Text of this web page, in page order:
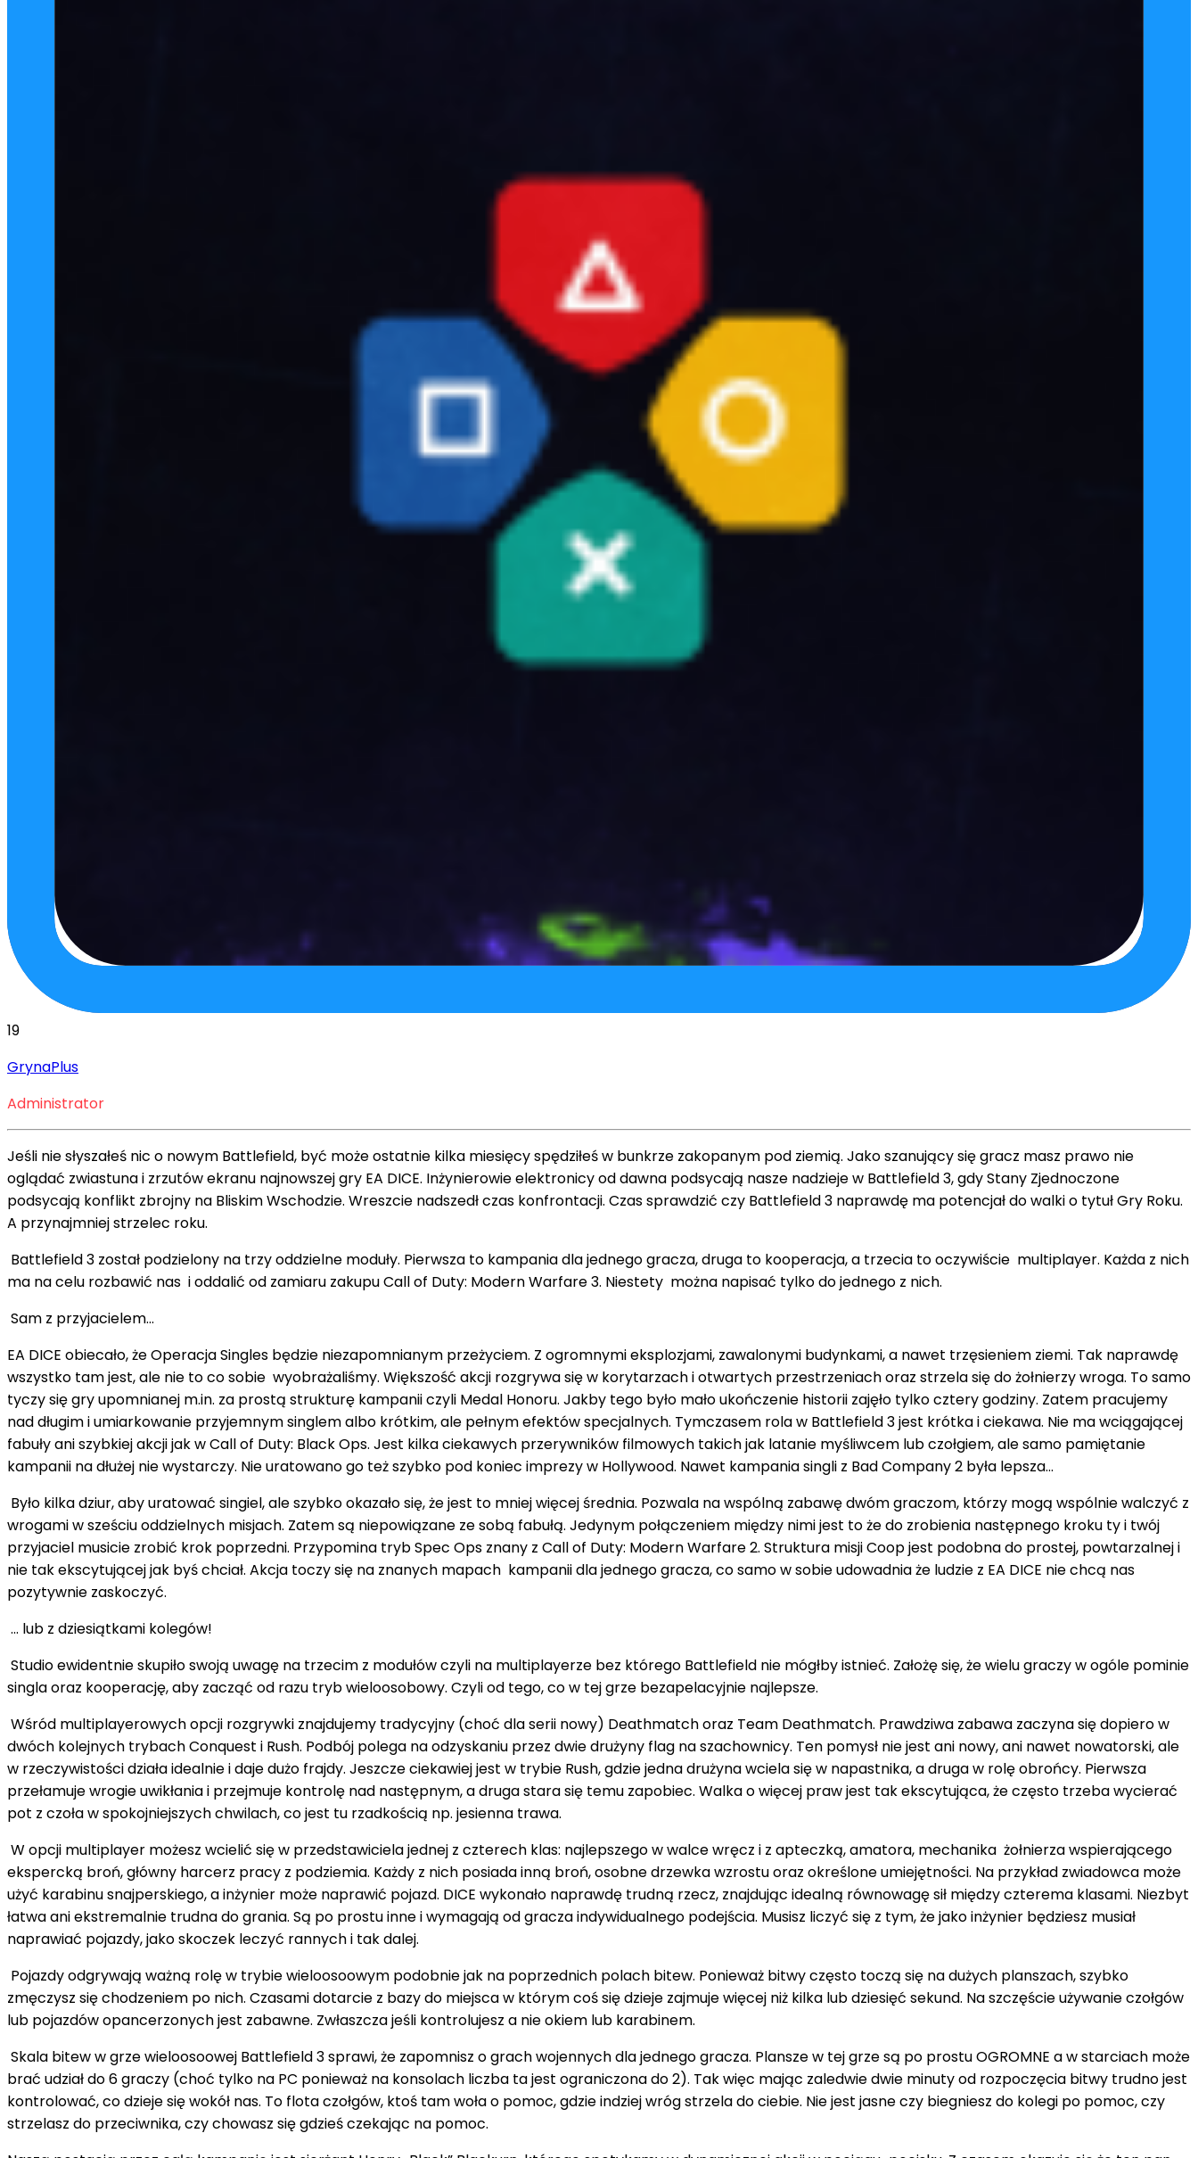
19
GrynaPlus
Administrator
Jeśli nie słyszałeś nic o nowym Battlefield, być może ostatnie kilka miesięcy spędziłeś w bunkrze zakopanym pod ziemią. Jako szanujący się gracz masz prawo nie
oglądać zwiastuna i zrzutów ekranu najnowszej gry EA DICE. Inżynierowie elektronicy od dawna podsycają nasze nadzieje w Battlefield 3, gdy Stany Zjednoczone
podsycają konflikt zbrojny na Bliskim Wschodzie. Wreszcie nadszedł czas konfrontacji. Czas sprawdzić czy Battlefield 3 naprawdę ma potencjał do walki o tytuł Gry Roku.
A przynajmniej strzelec roku.
Battlefield 3 został podzielony na trzy oddzielne moduły. Pierwsza to kampania dla jednego gracza, druga to kooperacja, a trzecia to oczywiście multiplayer. Każda z nich
ma na celu rozbawić nas i oddalić od zamiaru zakupu Call of Duty: Modern Warfare 3. Niestety można napisać tylko do jednego z nich.
Sam z przyjacielem...
EA DICE obiecało, że Operacja Singles będzie niezapomnianym przeżyciem. Z ogromnymi eksplozjami, zawalonymi budynkami, a nawet trzęsieniem ziemi. Tak naprawdę
wszystko tam jest, ale nie to co sobie wyobrażaliśmy. Większość akcji rozgrywa się w korytarzach i otwartych przestrzeniach oraz strzela się do żołnierzy wroga. To samo
tyczy się gry upomnianej m.in. za prostą strukturę kampanii czyli Medal Honoru. Jakby tego było mało ukończenie historii zajęło tylko cztery godziny. Zatem pracujemy
nad długim i umiarkowanie przyjemnym singlem albo krótkim, ale pełnym efektów specjalnych. Tymczasem rola w Battlefield 3 jest krótka i ciekawa. Nie ma wciągającej
fabuły ani szybkiej akcji jak w Call of Duty: Black Ops. Jest kilka ciekawych przerywników filmowych takich jak latanie myśliwcem lub czołgiem, ale samo pamiętanie
kampanii na dłużej nie wystarczy. Nie uratowano go też szybko pod koniec imprezy w Hollywood. Nawet kampania singli z Bad Company 2 była lepsza...
Było kilka dziur, aby uratować singiel, ale szybko okazało się, że jest to mniej więcej średnia. Pozwala na wspólną zabawę dwóm graczom, którzy mogą wspólnie walczyć z
wrogami w sześciu oddzielnych misjach. Zatem są niepowiązane ze sobą fabułą. Jedynym połączeniem między nimi jest to że do zrobienia następnego kroku ty i twój
przyjaciel musicie zrobić krok poprzedni. Przypomina tryb Spec Ops znany z Call of Duty: Modern Warfare 2. Struktura misji Coop jest podobna do prostej, powtarzalnej i
nie tak ekscytującej jak byś chciał. Akcja toczy się na znanych mapach kampanii dla jednego gracza, co samo w sobie udowadnia że ​​ludzie z EA DICE nie chcą nas
pozytywnie zaskoczyć.
... lub z dziesiątkami kolegów!
Studio ewidentnie skupiło swoją uwagę na trzecim z modułów czyli na multiplayerze bez którego Battlefield nie mógłby istnieć. Założę się, że wielu graczy w ogóle pominie
singla oraz kooperację, aby zacząć od razu tryb wieloosobowy. Czyli od tego, co w tej grze bezapelacyjnie najlepsze.
Wśród multiplayerowych opcji rozgrywki znajdujemy tradycyjny (choć dla serii nowy) Deathmatch oraz Team Deathmatch. Prawdziwa zabawa zaczyna się dopiero w
dwóch kolejnych trybach Conquest i Rush. Podbój polega na odzyskaniu przez dwie drużyny flag na szachownicy. Ten pomysł nie jest ani nowy, ani nawet nowatorski, ale
w rzeczywistości działa idealnie i daje dużo frajdy. Jeszcze ciekawiej jest w trybie Rush, gdzie jedna drużyna wciela się w napastnika, a druga w rolę obrońcy. Pierwsza
przełamuje wrogie uwikłania i przejmuje kontrolę nad następnym, a druga stara się temu zapobiec. Walka o więcej praw jest tak ekscytująca, że ​​często trzeba wycierać
pot z czoła w spokojniejszych chwilach, co jest tu rzadkością np. jesienna trawa.
W opcji multiplayer możesz wcielić się w przedstawiciela jednej z czterech klas: najlepszego w walce wręcz i z apteczką, amatora, mechanika żołnierza wspierającego
ekspercką broń, główny harcerz pracy z podziemia. Każdy z nich posiada inną broń, osobne drzewka wzrostu oraz określone umiejętności. Na przykład zwiadowca może
użyć karabinu snajperskiego, a inżynier może naprawić pojazd. DICE wykonało naprawdę trudną rzecz, znajdując idealną równowagę sił między czterema klasami. Niezbyt
łatwa ani ekstremalnie trudna do grania. Są po prostu inne i wymagają od gracza indywidualnego podejścia. Musisz liczyć się z tym, że jako inżynier będziesz musiał
naprawiać pojazdy, jako skoczek leczyć rannych i tak dalej.
Pojazdy odgrywają ważną rolę w trybie wieloosoowym podobnie jak na poprzednich polach bitew. Ponieważ bitwy często toczą się na dużych planszach, szybko
zmęczysz się chodzeniem po nich. Czasami dotarcie z bazy do miejsca w którym coś się dzieje zajmuje więcej niż kilka lub dziesięć sekund. Na szczęście używanie czołgów
lub pojazdów opancerzonych jest zabawne. Zwłaszcza jeśli kontrolujesz a nie okiem lub karabinem.
Skala bitew w grze wieloosoowej Battlefield 3 sprawi, że zapomnisz o grach wojennych dla jednego gracza. Plansze w tej grze są po prostu OGROMNE a w starciach może
brać udział do 6 graczy (choć tylko na PC ponieważ na konsolach liczba ta jest ograniczona do 2). Tak więc mając zaledwie dwie minuty od rozpoczęcia bitwy trudno jest
kontrolować, co dzieje się wokół nas. To flota czołgów, ktoś tam woła o pomoc, gdzie indziej wróg strzela do ciebie. Nie jest jasne czy biegniesz do kolegi po pomoc, czy
strzelasz do przeciwnika, czy chowasz się gdzieś czekając na pomoc.